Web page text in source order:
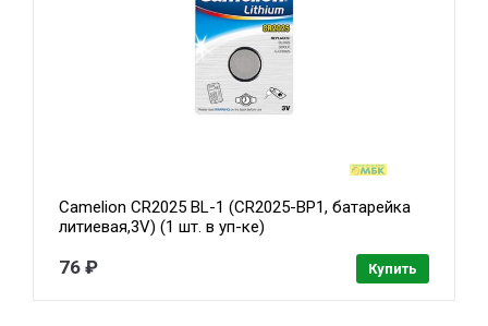
Camelion CR2025 BL-1 (CR2025-BP1, батарейка
литиевая,3V) (1 шт. в уп-ке)
76 ₽ Купить